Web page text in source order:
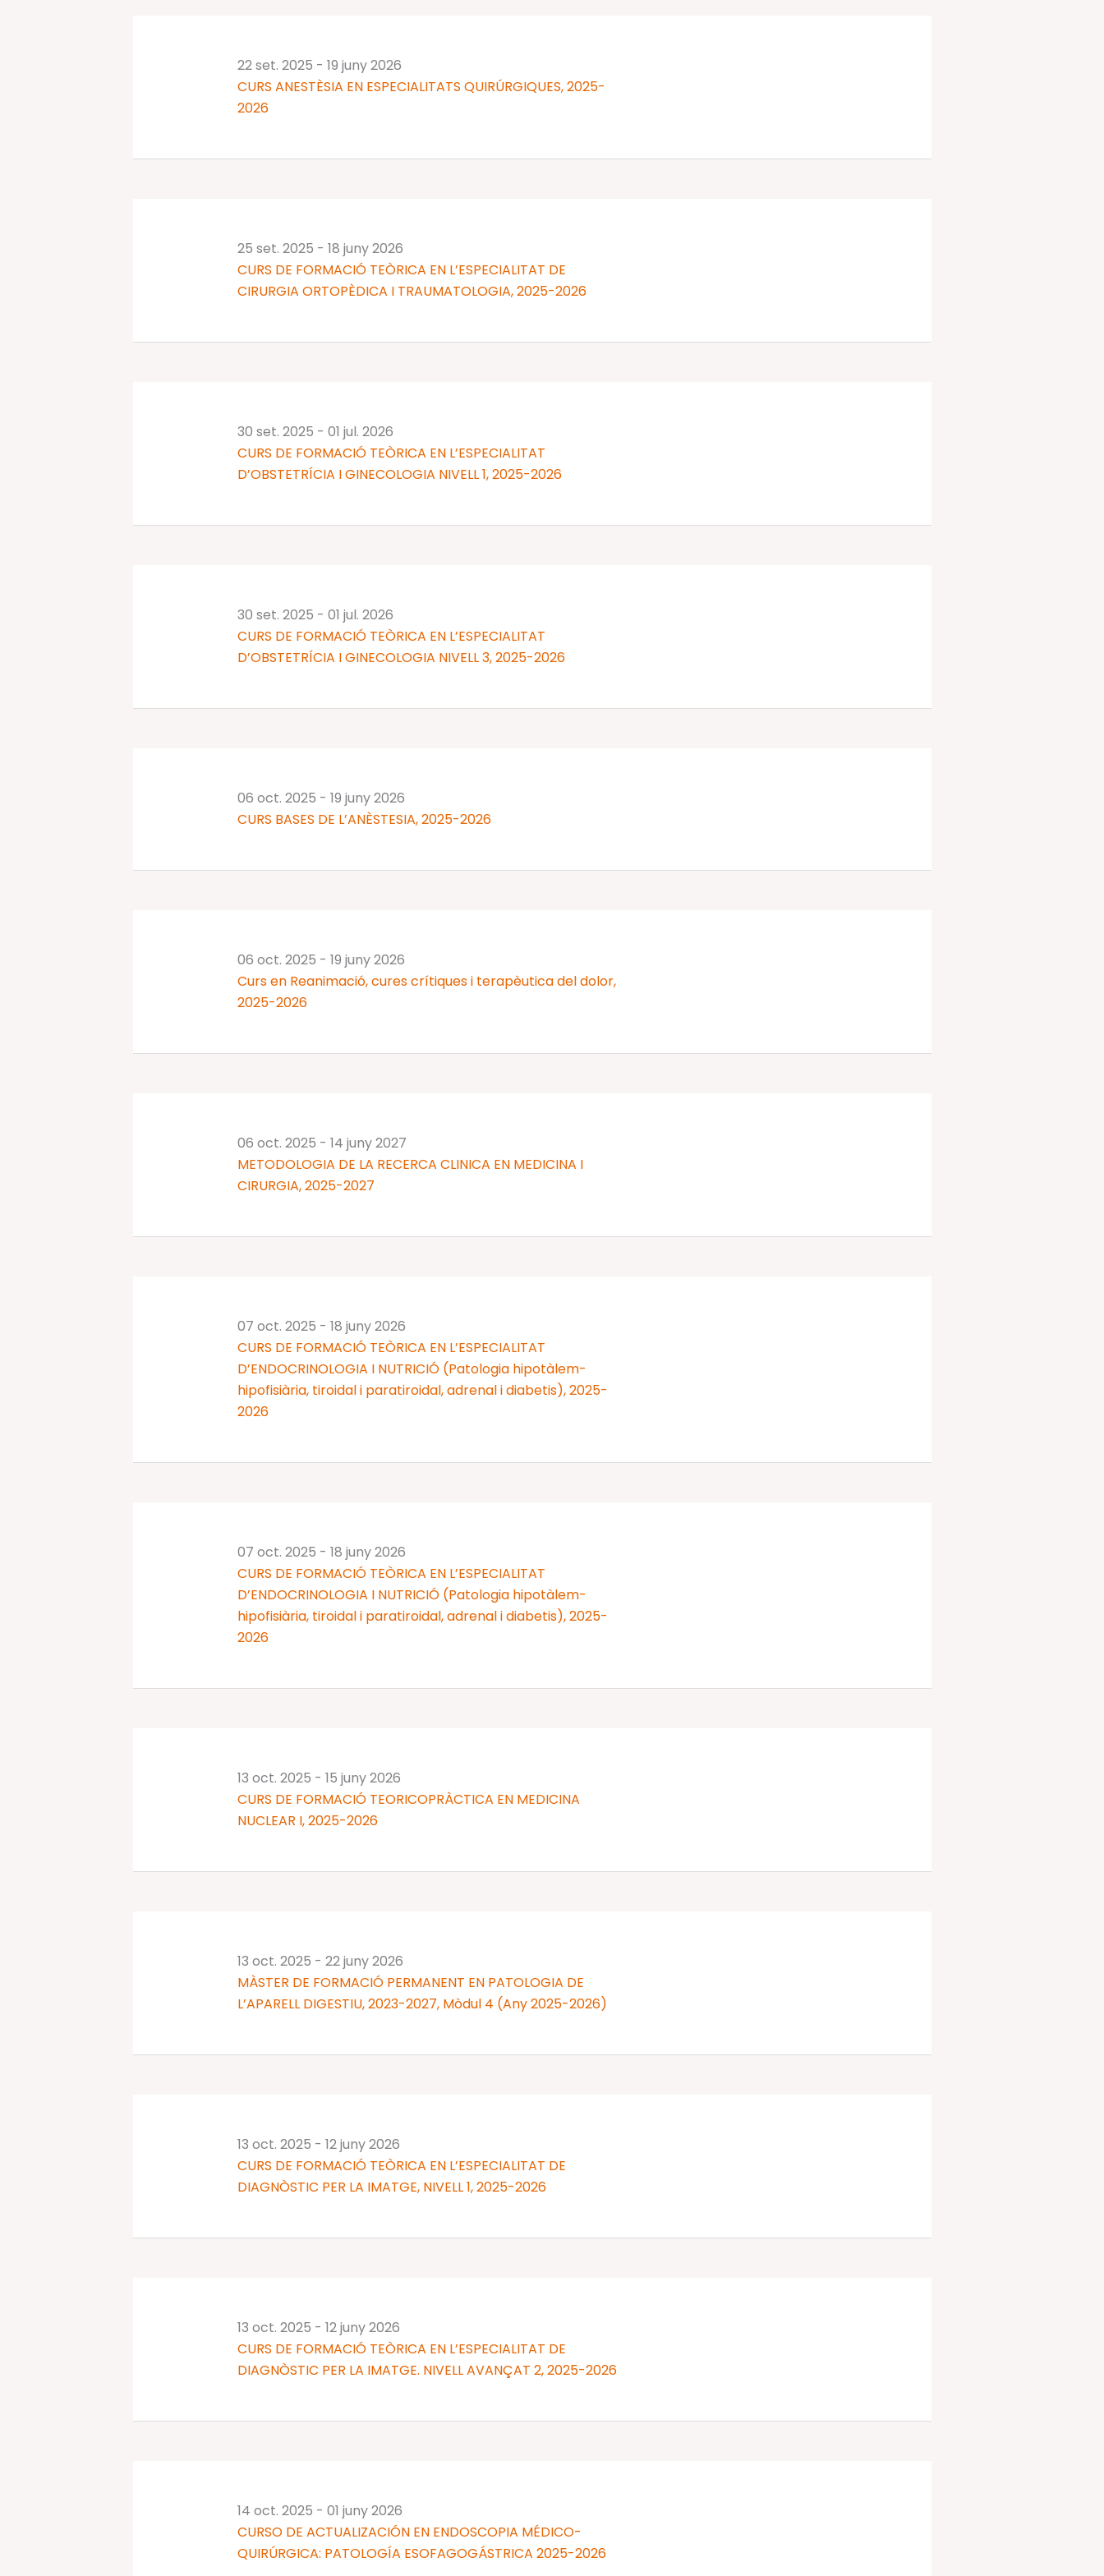
CURS ANESTÈSIA EN ESPECIALITATS QUIRÚRGIQUES, 2025-
2026
22 set. 2025 - 19 juny 2026
CURS DE FORMACIÓ TEÒRICA EN L’ESPECIALITAT DE
CIRURGIA ORTOPÈDICA I TRAUMATOLOGIA, 2025-2026
25 set. 2025 - 18 juny 2026
CURS DE FORMACIÓ TEÒRICA EN L’ESPECIALITAT
D’OBSTETRÍCIA I GINECOLOGIA NIVELL 1, 2025-2026
30 set. 2025 - 01 jul. 2026
CURS DE FORMACIÓ TEÒRICA EN L’ESPECIALITAT
D’OBSTETRÍCIA I GINECOLOGIA NIVELL 3, 2025-2026
30 set. 2025 - 01 jul. 2026
CURS BASES DE L’ANÈSTESIA, 2025-2026
06 oct. 2025 - 19 juny 2026
Curs en Reanimació, cures crítiques i terapèutica del dolor,
2025-2026
06 oct. 2025 - 19 juny 2026
METODOLOGIA DE LA RECERCA CLINICA EN MEDICINA I
CIRURGIA, 2025-2027
06 oct. 2025 - 14 juny 2027
CURS DE FORMACIÓ TEÒRICA EN L’ESPECIALITAT
D’ENDOCRINOLOGIA I NUTRICIÓ (Patologia hipotàlem-
hipofisiària, tiroidal i paratiroidal, adrenal i diabetis), 2025-
2026
07 oct. 2025 - 18 juny 2026
CURS DE FORMACIÓ TEÒRICA EN L’ESPECIALITAT
D’ENDOCRINOLOGIA I NUTRICIÓ (Patologia hipotàlem-
hipofisiària, tiroidal i paratiroidal, adrenal i diabetis), 2025-
2026
07 oct. 2025 - 18 juny 2026
CURS DE FORMACIÓ TEORICOPRÀCTICA EN MEDICINA
NUCLEAR I, 2025-2026
13 oct. 2025 - 15 juny 2026
MÀSTER DE FORMACIÓ PERMANENT EN PATOLOGIA DE
L’APARELL DIGESTIU, 2023-2027, Mòdul 4 (Any 2025-2026)
13 oct. 2025 - 22 juny 2026
CURS DE FORMACIÓ TEÒRICA EN L’ESPECIALITAT DE
DIAGNÒSTIC PER LA IMATGE, NIVELL 1, 2025-2026
13 oct. 2025 - 12 juny 2026
CURS DE FORMACIÓ TEÒRICA EN L’ESPECIALITAT DE
DIAGNÒSTIC PER LA IMATGE. NIVELL AVANÇAT 2, 2025-2026
13 oct. 2025 - 12 juny 2026
CURSO DE ACTUALIZACIÓN EN ENDOSCOPIA MÉDICO-
QUIRÚRGICA: PATOLOGÍA ESOFAGOGÁSTRICA 2025-2026
14 oct. 2025 - 01 juny 2026